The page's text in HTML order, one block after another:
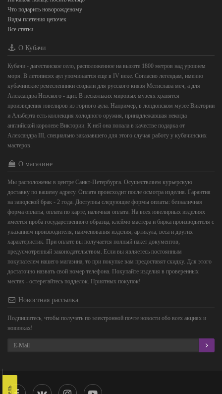
Что подарить новорожденому
Виды плетения цепочек
Все статьи
О Кубачи
Кубачи - дагестанское село, расположенное на высоте 1800 метров над уровнем
моря. В летописях аул упоминается еще в IV веке. Согласно легендам, именно
кубачинские ремесленники создали для русского князя Мстислава меч, а для
Александра Невского - щит. В нескольких мировых музеях хранятся
произведения ювелиров из горного аула. Например, в лондонском музее Виктории
и Альберта есть коллекция холодного оружия, принадлежавшая некогда
английской королеве Виктории. К ней она попала в качестве подарка от
Александра III, специально заказавшего для этого случая работу у кубачинских
мастеров.
О магазине
Мы расположены в центре Санкт-Петербурга. Осуществляем курьерскую
доставку по вашему адресу. Оплата происходит после осмотра изделия. Гарантия
на заводской брак - 2 года. Доступны следующие формы оплаты: безналичная
форма оплаты, оплата по карте, наличная оплата. На всех ювелирных изделиях
имеется проба государственного образца, клеймо мастера и бирка производителя с
указанием производителя, наименования изделия, артикула, веса и других
характеристик. При оплате вы получается полный пакет документов,
предусмотренный законодательством. Если вы являетесь постоянным
покупателем нашего магазина, то при покупке вам предоставят скидку. Для этого
достаточно назвать свой номер телефона. Покупайте изделия в проверенных
местах - остерегайтесь подделок. Приятных покупок!
Новостная рассылка
Подпишитесь, чтобы получать по электронной почте новости обо всех акциях и
новинках!